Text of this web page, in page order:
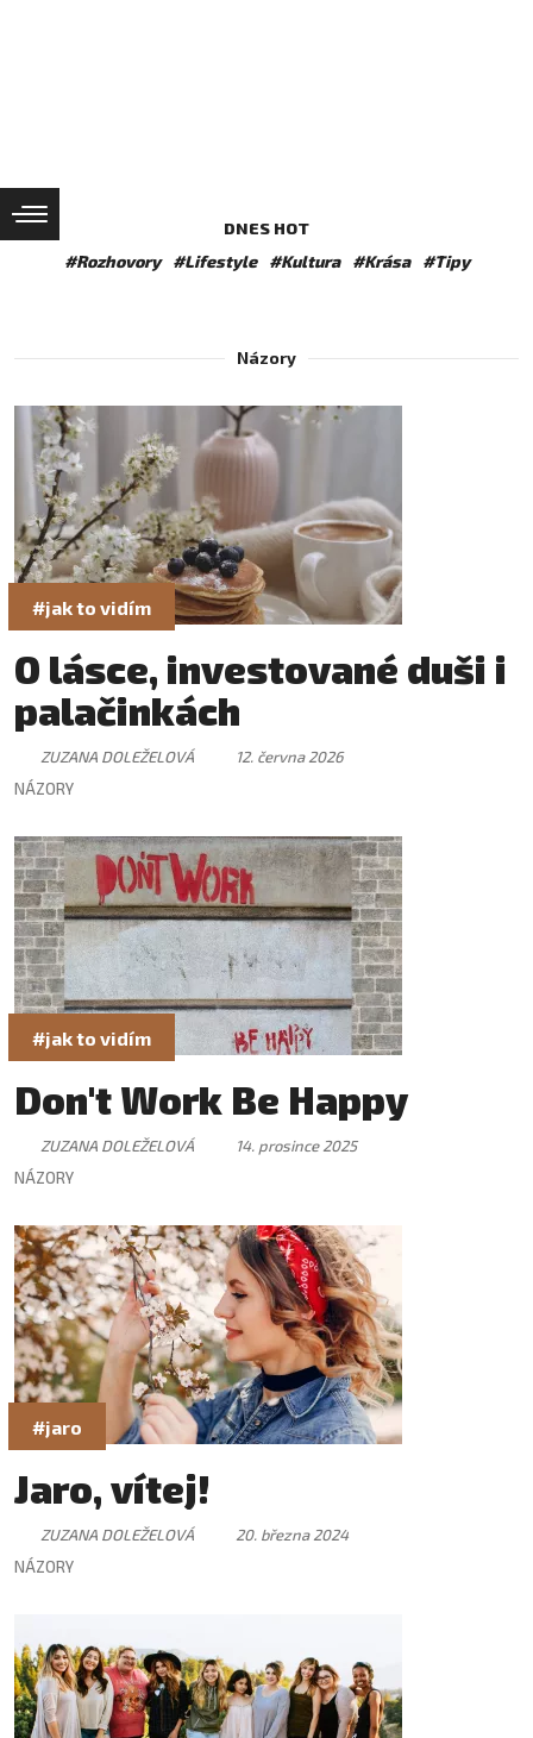
DNES HOT
#Rozhovory
#Lifestyle #Kultura #Krása #Tipy
Názory
#jak to vidím
O lásce, investované duši i
palačinkách
ZUZANA DOLEŽELOVÁ
12. června 2026
NÁZORY
#jak to vidím
Don't Work Be Happy
ZUZANA DOLEŽELOVÁ
14. prosince 2025
NÁZORY
#jaro
Jaro, vítej!
ZUZANA DOLEŽELOVÁ
20. března 2024
NÁZORY